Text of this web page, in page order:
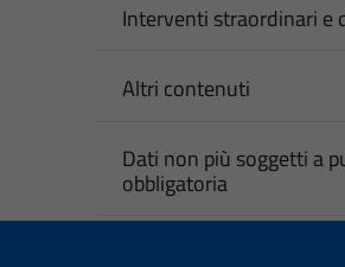
Interventi straordinari e
Altri contenuti
Dati non più soggetti a
obbligatoria